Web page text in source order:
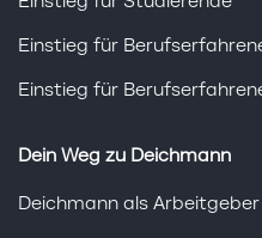
Einstieg für
Einstieg für
Dein Weg zu Deichmann
Deichmann als Arbeitgeber